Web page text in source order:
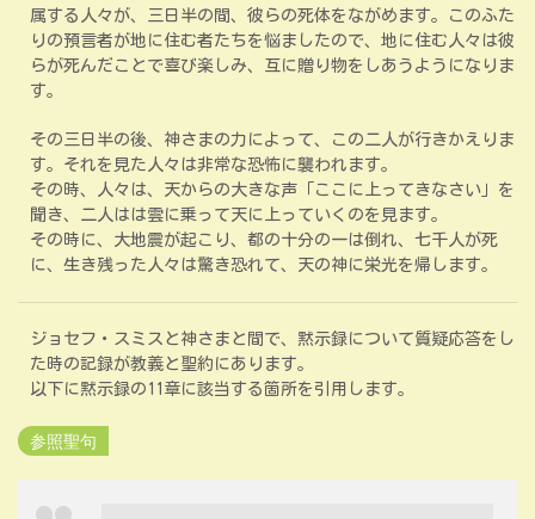
属する人々が、三日半の間、彼らの死体をながめます。このふた
りの預言者が地に住む者たちを悩ましたので、地に住む人々は彼
らが死んだことで喜び楽しみ、互に贈り物をしあうようになりま
す。
その三日半の後、神さまの力によって、この二人が行きかえりま
す。それを見た人々は非常な恐怖に襲われます。
その時、人々は、天からの大きな声「ここに上ってきなさい」を
聞き、二人はは雲に乗って天に上っていくのを見ます。
その時に、大地震が起こり、都の十分の一は倒れ、七千人が死
に、生き残った人々は驚き恐れて、天の神に栄光を帰します。
ジョセフ・スミスと神さまと間で、黙示録について質疑応答をし
た時の記録が教義と聖約にあります。
以下に黙示録の11章に該当する箇所を引用します。
参照聖句